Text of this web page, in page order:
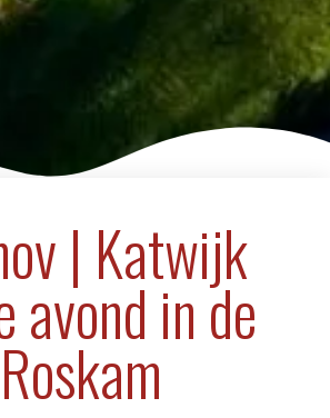
| Katwijk
avond in de
Roskam